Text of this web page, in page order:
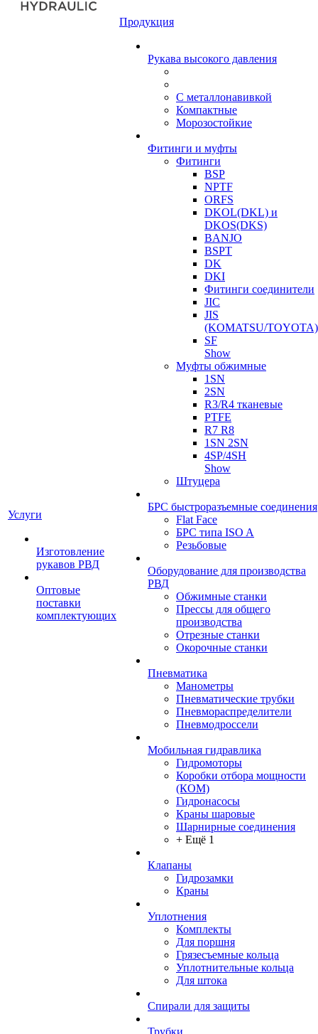
Услуги
Изготовление
рукавов РВД
Оптовые
поставки
комплектующих
Продукция
Рукава высокого давления
С металлонавивкой
Компактные
Морозостойкие
Фитинги и муфты
Фитинги
BSP
NPTF
ORFS
DKOL(DKL) и
DKOS(DKS)
BANJO
BSPT
DK
DKI
Фитинги соединители
JIC
JIS
(KOMATSU/TOYOTA)
SF
Show
Муфты обжимные
1SN
2SN
R3/R4 тканевые
PTFE
R7 R8
1SN 2SN
4SP/4SH
Show
Штуцера
БРС быстроразъемные соединения
Flat Face
БРС типа ISO A
Резьбовые
Оборудование для производства
РВД
Обжимные станки
Прессы для общего
производства
Отрезные станки
Окорочные станки
Пневматика
Манометры
Пневматические трубки
Пневмораспределители
Пневмодроссели
Мобильная гидравлика
Гидромоторы
Коробки отбора мощности
(КОМ)
Гидронасосы
Краны шаровые
Шарнирные соединения
+ Ещё 1
Клапаны
Гидрозамки
Краны
Уплотнения
Комплекты
Для поршня
Грязесъемные кольца
Уплотнительные кольца
Для штока
Спирали для защиты
Трубки